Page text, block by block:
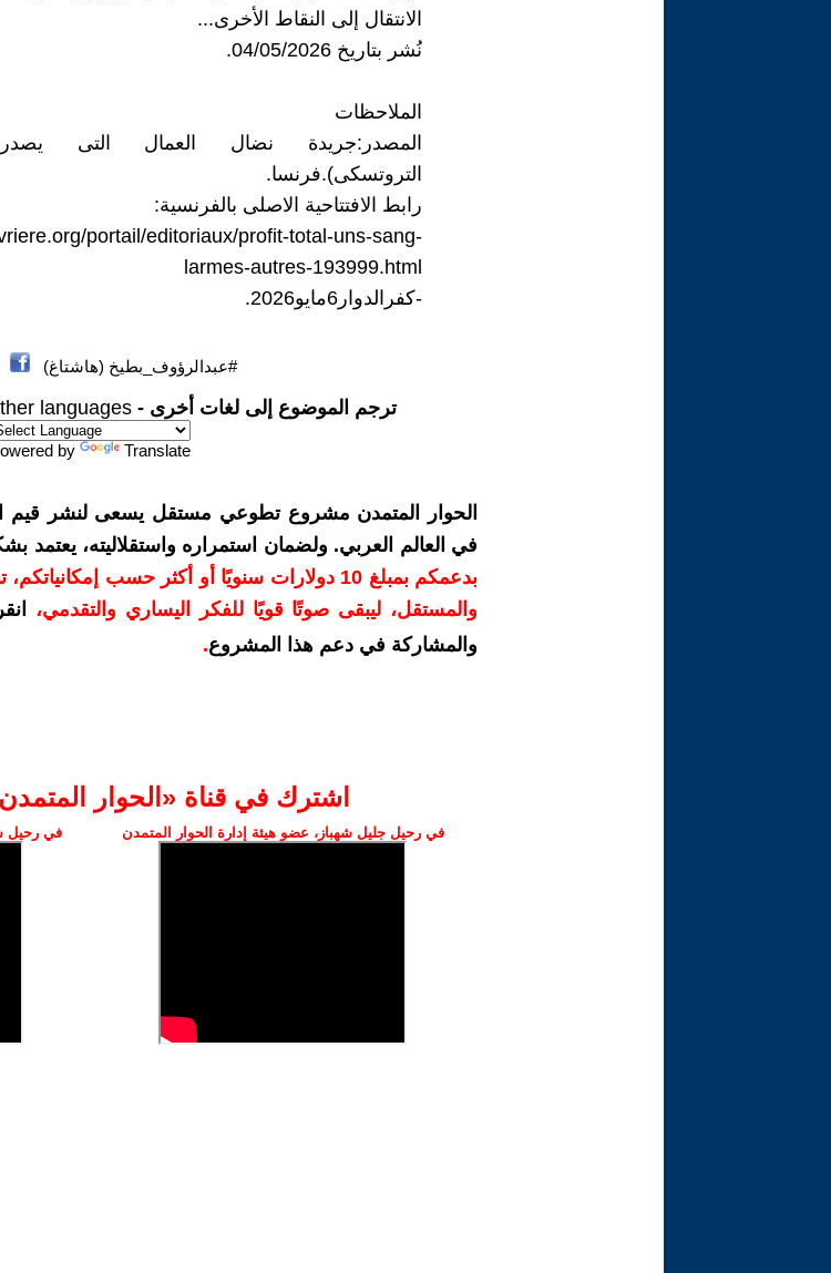
الانتقال إلى النقاط الأخرى...
نُشر بتاريخ 04/05/2026.
الملاحظات
المصدر:جريدة نضال العمال التى
التروتسكى).فرنسا.
رابط الافتتاحية الاصلى بالفرنسية:
portail/editoriaux/profit-total-uns-sang-
larmes-autres-193999.html
-كفرالدوار6مايو2026.
#عبدالرؤوف_بطيخ (هاشتاغ)
ترجم الموضوع إلى لغات أخرى - languages
by Translate
الحوار المتمدن مشروع تطوعي مستقل يسعى لنشر قيم
في العالم العربي. ولضمان استمراره واستقلاليته،
بدعمكم بمبلغ 10 دولارات سنويًا أو أكثر حسب
والمستقل، ليبقى صوتًا قويًا للفكر اليساري والتقدمي،
والمشاركة في دعم هذا المشروع.
اشترك في قناة ‫«الحوار
في رحيل جليل شهباز، عضو هيئة إدارة الحوار المتمدن في رحيل